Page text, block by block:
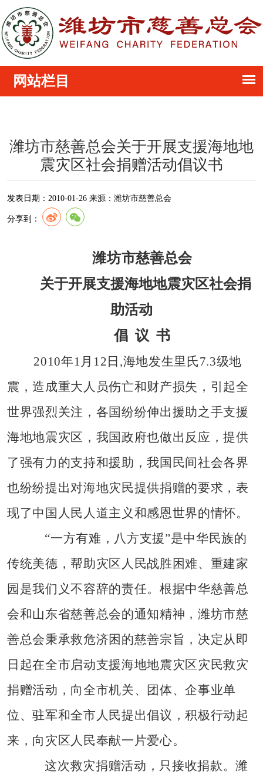
潍坊市慈善总会关于开展支援海地地
震灾区社会捐赠活动倡议书
发表日期： 2010-01-26 来源： 潍坊市慈善总会
分享到：
潍坊市慈善总会
关于开展支援海地地震灾区社会捐
助活动
倡 议 书
2010年1月 12 日 ,海地发生里氏7.3级地
震，造成重大人员伤亡和财产损失，引起全
世界强烈关注，各国纷纷伸出援助之手支援
海地地震灾区，我国政府也做出反应，提供
了强有力的支持和援助，我国民间社会各界
也纷纷提出对海地灾民提供捐赠的要求，表
现了中国人民人道主义和感恩世界的情怀。
“一方有难，八方支援”是中华民族的
传统美德，帮助灾区人民战胜困难、重建家
园是我们义不容辞的责任。根据中华慈善总
会和山东省慈善总会的通知精神，潍坊市慈
善总会秉承救危济困的慈善宗旨，决定从即
日起在全市启动支援海地地震灾区灾民救灾
捐赠活动，向全市机关、团体、企事业单
位、驻军和全市人民提出倡议，积极行动起
来，向灾区人民奉献一片爱心。
这次救灾捐赠活动，只接收捐款。潍